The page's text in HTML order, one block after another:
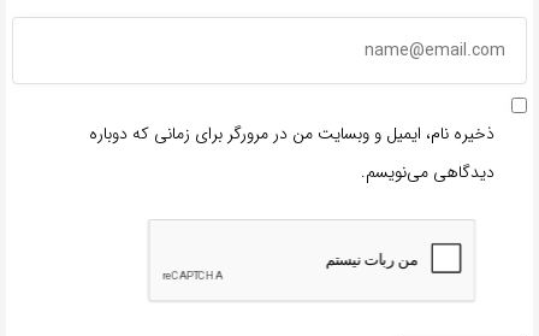
ذخیره نام، ایمیل و وبسایت من در مرورگر برای زمانی که دوباره
دیدگاهی می‌نویسم.